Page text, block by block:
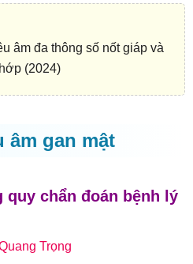
âm đa thông số nốt giáp và
(2024)
âm gan mật
quy chẩn đoán bệnh lý
Trọng